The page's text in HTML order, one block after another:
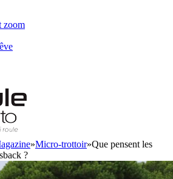
zoom
»Micro-trottoir»Que pensent les
?